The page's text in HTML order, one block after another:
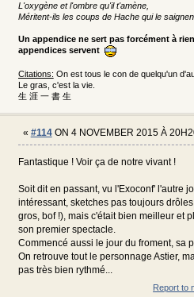
L'oxygène et l'ombre qu'il t'amène,
Méritent-ils les coups de Hache qui le
Un appendice ne sert pas forcément à
appendices servent
Citations: On est tous le con de quelqu'un
Le gras, c'est la vie.
生 涯 一 書 生
« #114ON 4 NOVEMBER 2015 À
Fantastique ! Voir ça de notre vivant !
Soit dit en passant, vu l'Exoconf' l'autre
intéressant, sketches pas toujours
gros, bof !), mais c'était bien meilleur et
son premier spectacle.
Commencé aussi le jour du froment, sa
On retrouve tout le personnage Astier,
pas très bien rythmé...
Report to